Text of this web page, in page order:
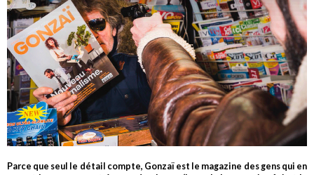
Parce que seul le détail compte, Gonzaï est le magazine des gens qui en